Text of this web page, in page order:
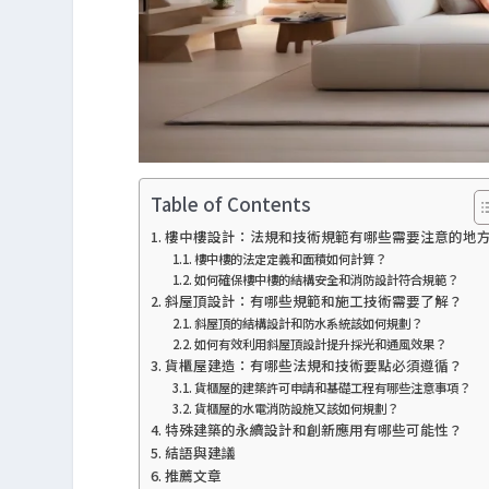
Table of Contents
樓中樓設計：法規和技術規範有哪些需要注意的地
樓中樓的法定定義和面積如何計算？
如何確保樓中樓的結構安全和消防設計符合規範？
斜屋頂設計：有哪些規範和施工技術需要了解？
斜屋頂的結構設計和防水系統該如何規劃？
如何有效利用斜屋頂設計提升採光和通風效果？
貨櫃屋建造：有哪些法規和技術要點必須遵循？
貨櫃屋的建築許可申請和基礎工程有哪些注意事項？
貨櫃屋的水電消防設施又該如何規劃？
特殊建築的永續設計和創新應用有哪些可能性？
結語與建議
推薦文章